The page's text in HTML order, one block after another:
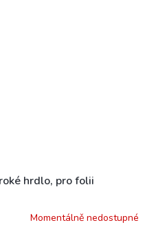
hrdlo, pro folii
Momentálně nedostupné